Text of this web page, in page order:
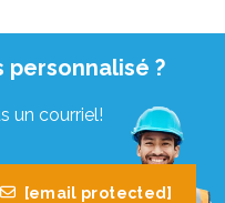
personnalisé ?
un courriel!
[email protected]